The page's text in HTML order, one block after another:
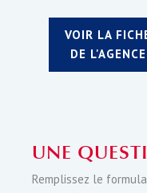
VOIR LA
DE L'AGENCE
UNE
Remplissez le